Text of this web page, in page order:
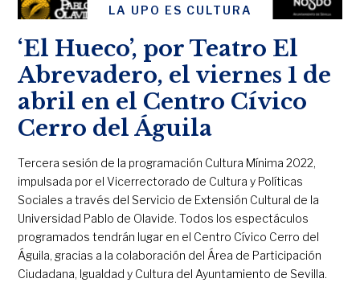
LA UPO ES CULTURA
‘El Hueco’, por Teatro El
Abrevadero, el viernes 1 de
abril en el Centro Cívico
Cerro del Águila
Tercera sesión de la programación Cultura Mínima 2022,
impulsada por el Vicerrectorado de Cultura y Políticas
Sociales a través del Servicio de Extensión Cultural de la
Universidad Pablo de Olavide. Todos los espectáculos
programados tendrán lugar en el Centro Cívico Cerro del
Águila, gracias a la colaboración del Área de Participación
Ciudadana, Igualdad y Cultura del Ayuntamiento de Sevilla.